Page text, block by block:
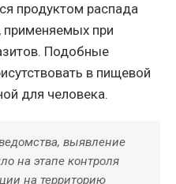
продуктом распада
применяемых при
Подобные
в пищевой
для человека.
выявление
на этапе контроля
на территорию